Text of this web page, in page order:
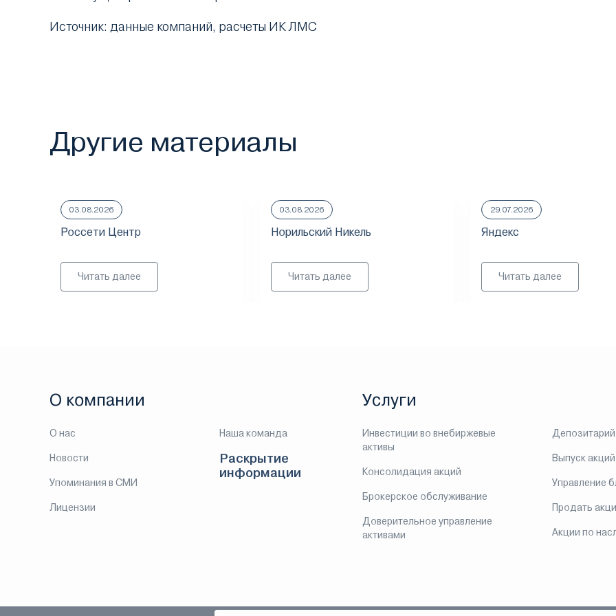
Источник: данные компаний, расчеты ИК ЛМС
Другие материалы
03.08.2026
Россети Центр
Читать далее
03.08.2026
Норильский Никель
Читать далее
29.07.2026
Яндекс
Читать далее
О компании
О нас
Новости
Упоминания в СМИ
Лицензии
Наша команда
Раскрытие
информации
Услуги
Инвестиции во внебиржевые
активы
Консолидация акций
Брокерское обслуживание
Доверительное управление
активами
Депозитарий
Выпуск акций
Управление
Продать
Акции по